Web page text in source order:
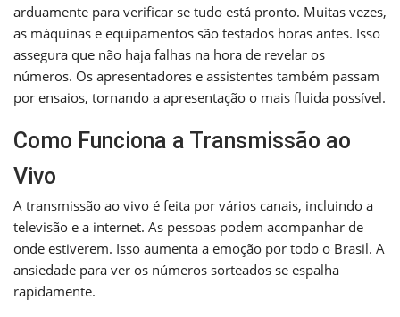
arduamente para verificar se tudo está pronto. Muitas vezes,
as máquinas e equipamentos são testados horas antes. Isso
assegura que não haja falhas na hora de revelar os
números. Os apresentadores e assistentes também passam
por ensaios, tornando a apresentação o mais fluida possível.
Como Funciona a Transmissão ao
Vivo
A transmissão ao vivo é feita por vários canais, incluindo a
televisão e a internet. As pessoas podem acompanhar de
onde estiverem. Isso aumenta a emoção por todo o Brasil. A
ansiedade para ver os números sorteados se espalha
rapidamente.